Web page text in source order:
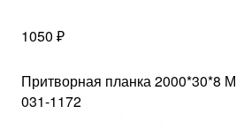
1050 ₽
Притворная планка 2000*30*8 М
031-1172